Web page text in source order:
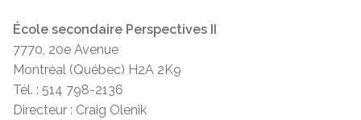
École secondaire Perspectives II
7770, 20e Avenue
Montréal (Québec) H2A 2K9
Tél. : 514 798-2136
Directeur : Craig Olenik